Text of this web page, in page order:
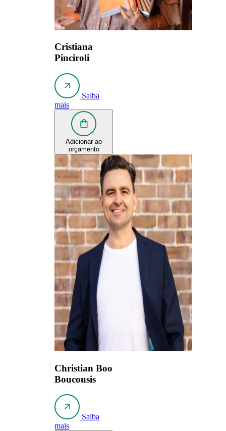
Cristiana
Pinciroli
Saiba
mais
Adicionar ao
orçamento
Christian Boo
Boucousis
Saiba
mais